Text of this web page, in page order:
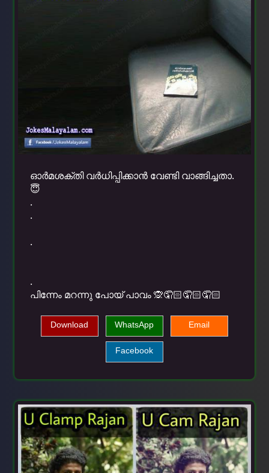
ഓര്‍മശക്തി വര്‍ധിപ്പിക്കാന്‍ വേണ്ടി വാങ്ങിച്ചതാ.
😇
.
.
.
.
പിന്നേം മറന്നു പോയ്‌ പാവം 🙊🤦🏻🤦🏻🤦🏻
Download WhatsApp Email
Facebook